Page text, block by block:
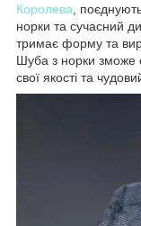
Королева ,
норки та сучасний
тримає форму та
Шуба з норки зможе
свої якості та